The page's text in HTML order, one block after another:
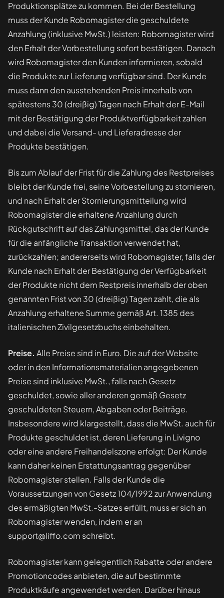
Produktionsplätze zu kommen. Bei der Bestellung
muss der Kunde Robomagister die geschuldete
Anzahlung (inklusive MwSt.) leisten: Robomagister wird
den Erhalt der Vorbestellung sofort bestätigen. Danach
wird Robomagister den Kunden informieren, sobald
die Produkte zur Lieferung verfügbar sind. Der Kunde
muss dann den ausstehenden Preis innerhalb von
spätestens 30 (dreißig) Tagen nach Erhalt der E-Mail
mit der Bestätigung der Produktverfügbarkeit zahlen
und dabei die Versand- und Lieferadresse der
Produkte bestätigen.
Bis zum Ablauf der Frist für die Zahlung des Restpreises
bleibt der Kunde frei, seine Vorbestellung zu stornieren,
und nach Erhalt der Stornierungsmitteilung wird
Robomagister die erhaltene Anzahlung durch
Rückgutschrift auf das Zahlungsmittel, das der Kunde
für die anfängliche Transaktion verwendet hat,
zurückzahlen; andererseits wird Robomagister, falls der
Kunde nach Erhalt der Bestätigung der Verfügbarkeit
der Produkte nicht dem Restpreis innerhalb der oben
genannten Frist von 30 (dreißig) Tagen zahlt, die als
Anzahlung erhaltene Summe gemäß Art. 1385 des
italienischen Zivilgesetzbuchs einbehalten.
Preise. Alle Preise sind in Euro. Die auf der Website
oder in den Informationsmaterialien angegebenen
Preise sind inklusive MwSt., falls nach Gesetz
geschuldet, sowie aller anderen gemäß Gesetz
geschuldeten Steuern, Abgaben oder Beiträge.
Insbesondere wird klargestellt, dass die MwSt. auch für
Produkte geschuldet ist, deren Lieferung in Livigno
oder eine andere Freihandelszone erfolgt: Der Kunde
kann daher keinen Erstattungsantrag gegenüber
Robomagister stellen. Falls der Kunde die
Voraussetzungen von Gesetz 104/1992 zur Anwendung
des ermäßigten MwSt.-Satzes erfüllt, muss er sich an
Robomagister wenden, indem er an
support@liffo.com schreibt.
Robomagister kann gelegentlich Rabatte oder andere
Promotioncodes anbieten, die auf bestimmte
Produktkäufe angewendet werden. Darüber hinaus